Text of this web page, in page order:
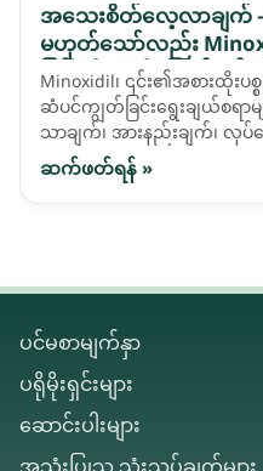
အသေးစိတ်လေ့လာချက်
မဟုတ်သော်လည်း
ခြင်းကို ကူညီဖြေရှင်းရ
တုဆေးဖော်ဝါ
Minoxidil၊ ၎င်း၏အစားထိုးပစ္စ
ဆံပင်ကျွတ်ခြင်းရွေးချယ်စရာ
သာချက်၊ အားနည်းချက်၊ လုပ်
ဆံပင်လိုအပ်ချက်နှင့် ကိုက်ညီ
ရမည်ကို နှိုင်းယှဉ်ကြည့်ပါ။
ဆက်ဖတ်ရန် »
ပင်မစာမျက်နှာ
ပရိုမိုးရှင်းများ
ဆောင်းပါးများ